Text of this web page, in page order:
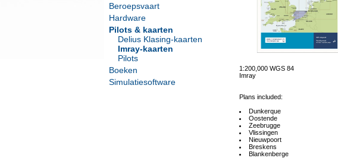
Beroepsvaart
Hardware
Pilots & kaarten
Delius Klasing-kaarten
Imray-kaarten
Pilots
Boeken
Simulatiesoftware
1:200,000 WGS 84
Imray
Plans included:
Dunkerque
Oostende
Zeebrugge
Vlissingen
Nieuwpoort
Breskens
Blankenberge